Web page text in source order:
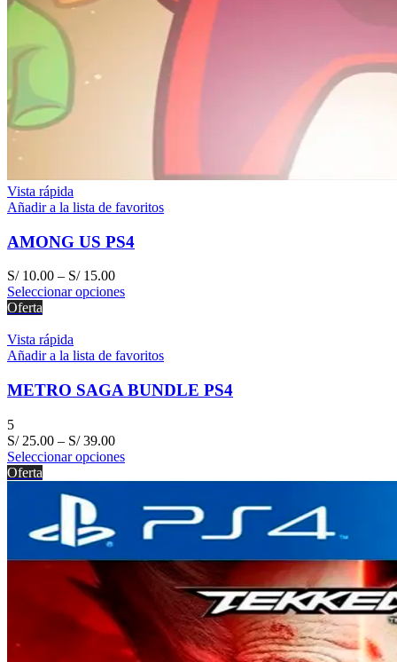
Vista rápida
Añadir a la lista de favoritos
AMONG US PS4
S/10.00 – S/15.00
Seleccionar opciones
Oferta
Vista rápida
Añadir a la lista de favoritos
METRO SAGA BUNDLE PS4
5
S/25.00 – S/39.00
Seleccionar opciones
Oferta